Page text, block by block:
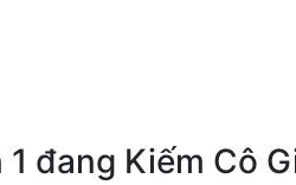
1 đang Kiếm Cô